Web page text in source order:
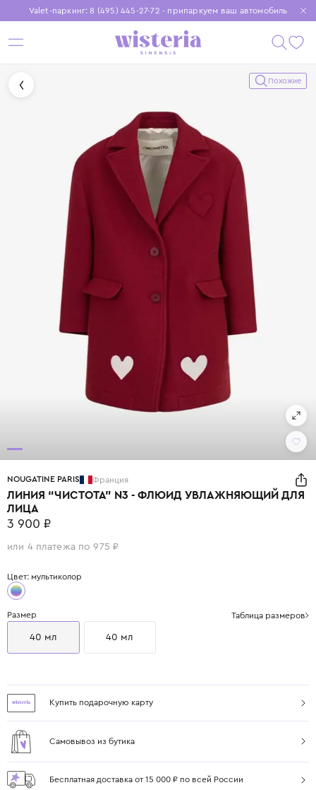
Valet-паркинг: 8 (495) 445-27-72 - припаркуем ваш автомобиль
Бесплатная доставка при заказе от 15 000 ₽
Установите приложение, чтобы покупки были еще удобнее
Похожие
NOUGATINE PARIS Франция
ЛИНИЯ “ЧИСТОТА” N3 - ФЛЮИД УВЛАЖНЯЮЩИЙ ДЛЯ
ЛИЦА
3 900 ₽
или 4 платежа по 975 ₽
Цвет: мультиколор
Размер Таблица размеров
40 мл 40 мл
Купить подарочную карту
Самовывоз из бутика
Бесплатная доставка от 15 000 ₽ по всей России